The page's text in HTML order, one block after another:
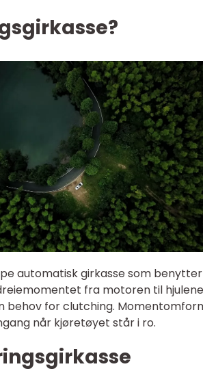
automatisk girkasse som
fra motoren til
behov for clutching.
når kjøretøyet står i ro.